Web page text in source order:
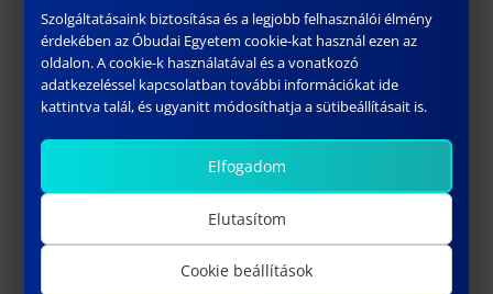
Látogass el a Keleti Károly Gazdasági
Karra
március 27-én, és megtudhatod a
A tájékoztatón való részvételről
hivatalos igazolást adunk.
Regisztráció
Szolgáltatásaink biztosítása és a legjobb felhasználói élmény
érdekében az Óbudai Egyetem cookie-kat használ ezen az
oldalon. A cookie-k használatával és a vonatkozó
adatkezeléssel kapcsolatban további információkat ide
kattintva talál, és ugyanitt módosíthatja a sütibeállításait is.
Elfogadom
Elutasítom
Cookie beállítások